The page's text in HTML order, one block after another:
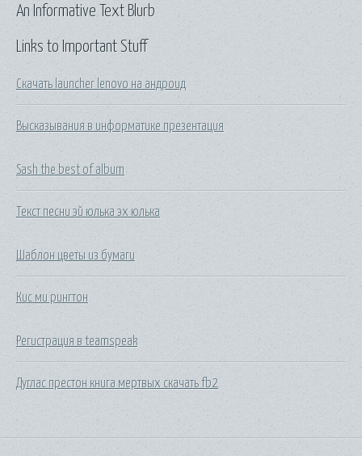
Links to Important Stuff
Скачать launcher lenovo на андроид
Высказывания в информатике презентация
Sash the best of album
Текст песни эй юлька эх юлька
Шаблон цветы из бумаги
Кис ми рингтон
Регистрация в teamspeak
Дуглас престон книга мертвых скачать fb2
An Informative Text Blurb